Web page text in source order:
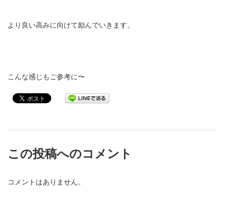
より良い高みに向けて励んでいきます。
こんな感じもご参考に〜
この投稿へのコメント
コメントはありません。